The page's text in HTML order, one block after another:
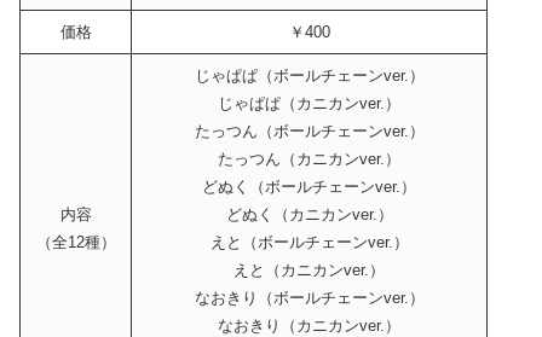
価格 ￥400
内容
（全12種）
じゃぱぱ（ボールチェーンver.）
じゃぱぱ（カニカンver.）
たっつん（ボールチェーンver.）
たっつん（カニカンver.）
どぬく（ボールチェーンver.）
どぬく（カニカンver.）
えと（ボールチェーンver.）
えと（カニカンver.）
なおきり（ボールチェーンver.）
なおきり（カニカンver.）